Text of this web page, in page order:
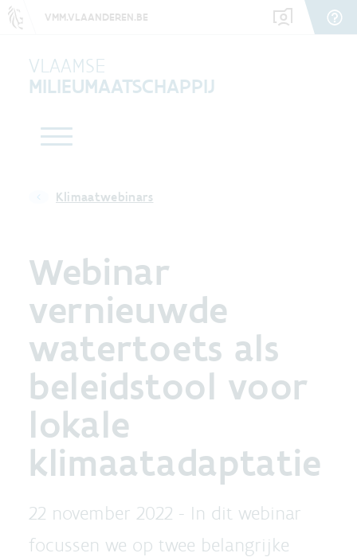
VMM.VLAANDEREN.BE
VLAAMSE
MILIEUMAATSCHAPPIJ
Klimaatwebinars
Webinar
vernieuwde
watertoets als
beleidstool voor
lokale
klimaatadaptatie
22 november 2022 - In dit webinar
focussen we op twee belangrijke